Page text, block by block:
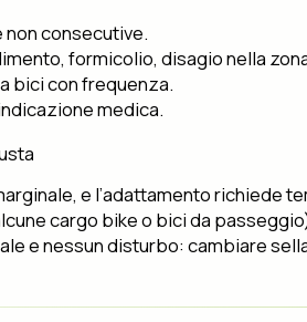
non consecutive.
formicolio, disagio nella
bici con frequenza.
medica.
e l’adattamento richiede
cargo bike o bici da
e nessun disturbo: cambiare